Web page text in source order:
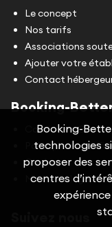
Le concept
Nos tarifs
Associations
Ajouter votre
Contact
Booking-
Conditions
Politique de
Cookies
Mentions légales
Booking-
technologies
proposer des
centres